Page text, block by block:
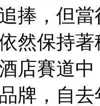
捧，但
然保持
店賽道
牌，自